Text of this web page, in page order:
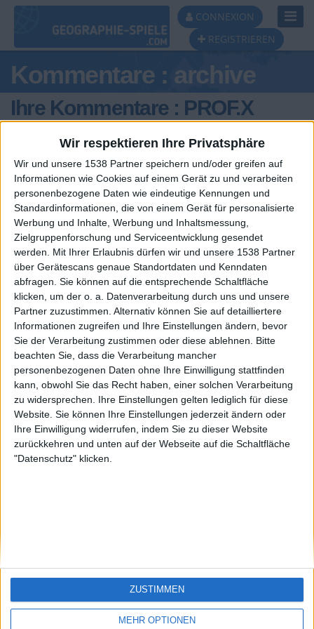
Wir respektieren Ihre Privatsphäre
Wir und unsere 1538 Partner speichern und/oder greifen auf
Informationen wie Cookies auf einem Gerät zu und verarbeiten
personenbezogene Daten wie eindeutige Kennungen und
Standardinformationen, die von einem Gerät für personalisierte
Werbung und Inhalte, Werbung und Inhaltsmessung,
Zielgruppenforschung und Serviceentwicklung gesendet
werden. Mit Ihrer Erlaubnis dürfen wir und unsere 1538 Partner
über Gerätescans genaue Standortdaten und Kenndaten
abfragen. Sie können auf die entsprechende Schaltfläche
klicken, um der o. a. Datenverarbeitung durch uns und unsere
Partner zuzustimmen. Alternativ können Sie auf detailliertere
Informationen zugreifen und Ihre Einstellungen ändern, bevor
Sie der Verarbeitung zustimmen oder diese ablehnen. Bitte
beachten Sie, dass die Verarbeitung mancher
personenbezogenen Daten ohne Ihre Einwilligung stattfinden
kann, obwohl Sie das Recht haben, einer solchen Verarbeitung
zu widersprechen. Ihre Einstellungen gelten lediglich für diese
Website. Sie können Ihre Einstellungen jederzeit ändern oder
Ihre Einwilligung widerrufen, indem Sie zu dieser Website
zurückkehren und unten auf der Webseite auf die Schaltfläche
"Datenschutz" klicken.
MEHR OPTIONEN
ZUSTIMMEN
CONNEXION
REGISTRIEREN
Kommentare : archive
Ihre Kommentare : PROF.X
PROF.X
468
Hallo
Ein problem oder einen Fehler melden
juegos-geograficos.com
geographie-spiele.com
Daten
SiteMap
🇺🇸 We noticed you’re visiting
from an English-speaking
country
Join our American version now and be
among the firsts to submit your score
on our leaderboards!
Let's visit GeoHeroes.com!